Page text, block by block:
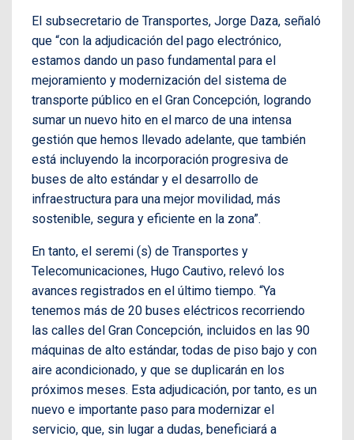
El subsecretario de Transportes, Jorge Daza, señaló
que “con la adjudicación del pago electrónico,
estamos dando un paso fundamental para el
mejoramiento y modernización del sistema de
transporte público en el Gran Concepción, logrando
sumar un nuevo hito en el marco de una intensa
gestión que hemos llevado adelante, que también
está incluyendo la incorporación progresiva de
buses de alto estándar y el desarrollo de
infraestructura para una mejor movilidad, más
sostenible, segura y eficiente en la zona”.
En tanto, el seremi (s) de Transportes y
Telecomunicaciones, Hugo Cautivo, relevó los
avances registrados en el último tiempo. “Ya
tenemos más de 20 buses eléctricos recorriendo
las calles del Gran Concepción, incluidos en las 90
máquinas de alto estándar, todas de piso bajo y con
aire acondicionado, y que se duplicarán en los
próximos meses. Esta adjudicación, por tanto, es un
nuevo e importante paso para modernizar el
servicio, que, sin lugar a dudas, beneficiará a